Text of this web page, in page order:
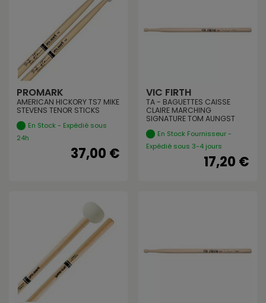
PROMARK
AMERICAN HICKORY TS7 MIKE
STEVENS TENOR STICKS
En Stock - Expédié sous
24h
37,00 €
VIC FIRTH
TA - BAGUETTES CAISSE
CLAIRE MARCHING
SIGNATURE TOM AUNGST
En Stock Fournisseur -
Expédié sous 3-4 jours
17,20 €